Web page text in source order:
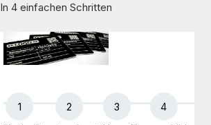
In 4 einfachen Schritten
1
2
3
4